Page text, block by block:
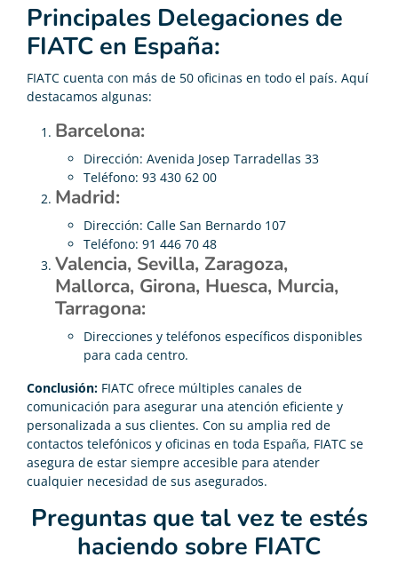
Principales Delegaciones de
FIATC en España:
FIATC cuenta con más de 50 oficinas en todo el país. Aquí
destacamos algunas:
Barcelona:
Dirección: Avenida Josep Tarradellas 33
Teléfono: 93 430 62 00
Madrid:
Dirección: Calle San Bernardo 107
Teléfono: 91 446 70 48
Valencia, Sevilla, Zaragoza,
Mallorca, Girona, Huesca, Murcia,
Tarragona:
Direcciones y teléfonos específicos disponibles
para cada centro.
Conclusión: FIATC ofrece múltiples canales de
comunicación para asegurar una atención eficiente y
personalizada a sus clientes. Con su amplia red de
contactos telefónicos y oficinas en toda España, FIATC se
asegura de estar siempre accesible para atender
cualquier necesidad de sus asegurados.
Preguntas que tal vez te estés
haciendo sobre FIATC